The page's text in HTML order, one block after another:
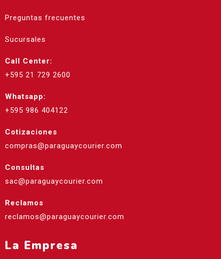
Preguntas frecuentes
Sucursales
Call Center:
+595 21 729 2600
Whatsapp:
+595 986 404122
Cotizaciones
compras@paraguaycourier.com
Consultas
sac@paraguaycourier.com
Reclamos
reclamos@paraguaycourier.com
La Empresa